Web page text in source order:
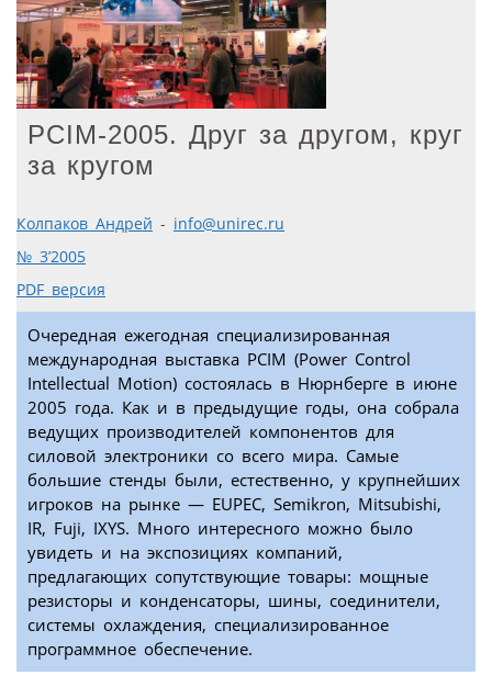
PCIM-2005. Друг за другом, круг
за кругом
Колпаков Андрей - info@unirec.ru
№ 3’2005
PDF версия
Очередная ежегодная специализированная
международная выставка PCIM (Power Control
Intellectual Motion) состоялась в Нюрнберге в июне
2005 года. Как и в предыдущие годы, она собрала
ведущих производителей компонентов для
силовой электроники со всего мира. Самые
большие стенды были, естественно, у крупнейших
игроков на рынке — EUPEC, Semikron, Mitsubishi,
IR, Fuji, IXYS. Много интересного можно было
увидеть и на экспозициях компаний,
предлагающих сопутствующие товары: мощные
резисторы и конденсаторы, шины, соединители,
системы охлаждения, специализированное
программное обеспечение.